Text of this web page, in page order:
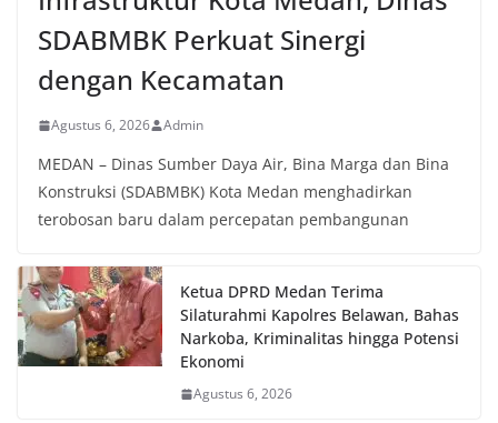
dan kondusif hingga puncak perayaan HUT
Kemerdekaan RI berlangsung.‎‎Wujud Kedekatan
to Door System ini merupakan salah satu bentuk
mengedepankan kehadiran dan kedekatan
personel Kepolisian dengan masyarakat. Melalui
kegiatan semacam ini, Bhabinkamtibmas tidak
hanya berperan sebagai penyampai informasi
dan imbauan, tetapi juga sebagai mitra
secara bersama-sama.‎‎Kehadiran
Bhabinkamtibmas di tengah-tengah warga
diharapkan dapat semakin mempererat
hubungan kemitraan antara Polri dan
masyarakat, sekaligus membangun kesadaran
keamanan, ketertiban, dan kekompakan
SDABMBK Perkuat Sinergi
dengan Kecamatan
Agustus 6, 2026 Admin
MEDAN – Dinas Sumber Daya Air, Bina Marga dan Bina
Konstruksi (SDABMBK) Kota Medan menghadirkan
terobosan baru dalam percepatan pembangunan
Ketua DPRD Medan Terima
Silaturahmi Kapolres Belawan, Bahas
Narkoba, Kriminalitas hingga Potensi
Ekonomi
Agustus 6, 2026